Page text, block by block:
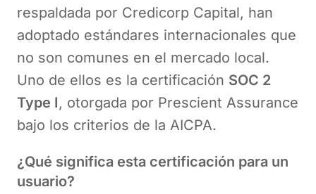
respaldada por Credicorp Capital, han
adoptado estándares internacionales que
no son comunes en el mercado local.
Uno de ellos es la certificación SOC 2
Type I, otorgada por Prescient Assurance
bajo los criterios de la AICPA.
¿Qué significa esta certificación para un
usuario?